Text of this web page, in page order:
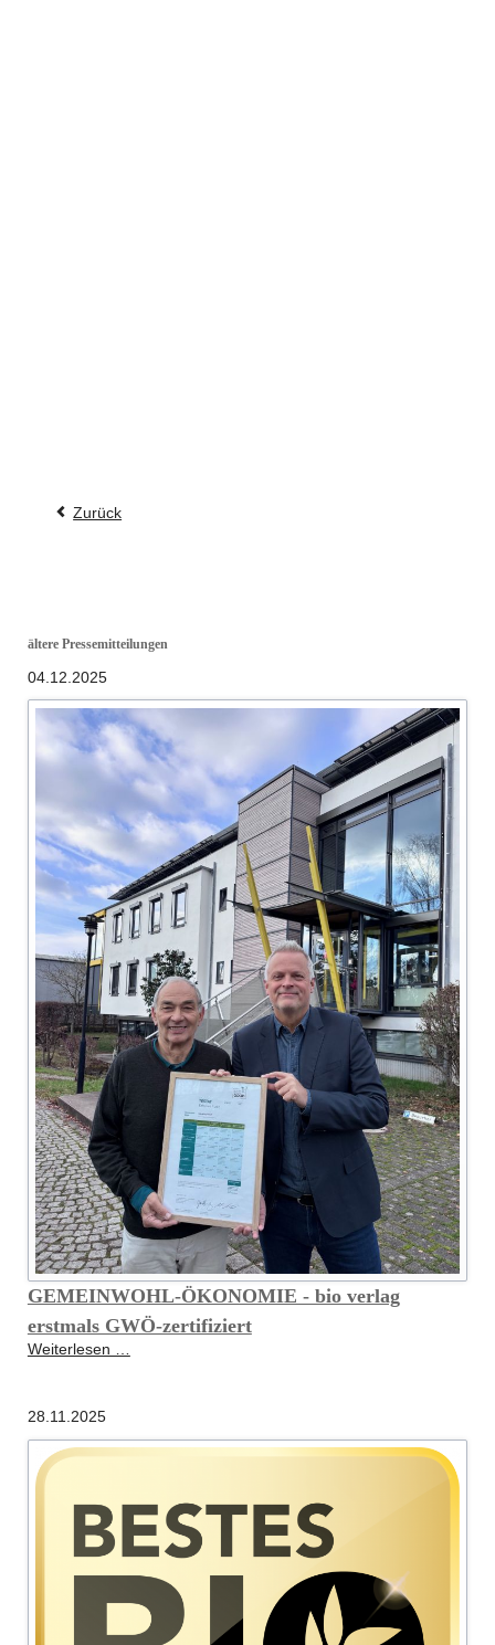
Zurück
ältere Pressemitteilungen
04.12.2025
GEMEINWOHL-ÖKONOMIE - bio verlag
erstmals GWÖ-zertifiziert
Weiterlesen …
verlag
zertifiziert
28.11.2025